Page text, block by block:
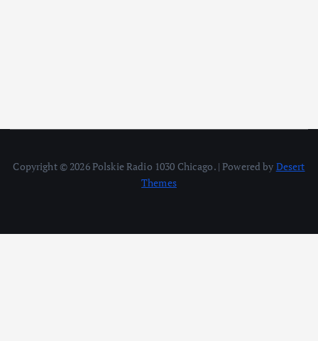
Copyright © 2026 Polskie Radio 1030 Chicago. | Powered by Desert
Themes